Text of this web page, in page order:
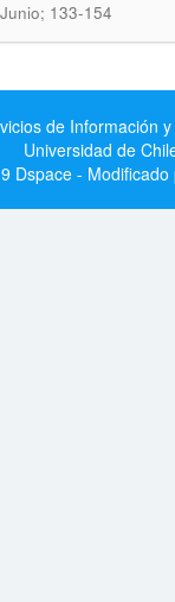
133-154
de Información
Universidad de
Dspace - Modificado